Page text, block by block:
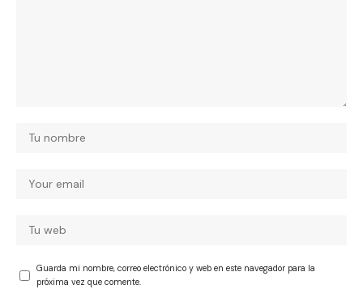
Guarda mi nombre, correo electrónico y web en este navegador para la
próxima vez que comente.